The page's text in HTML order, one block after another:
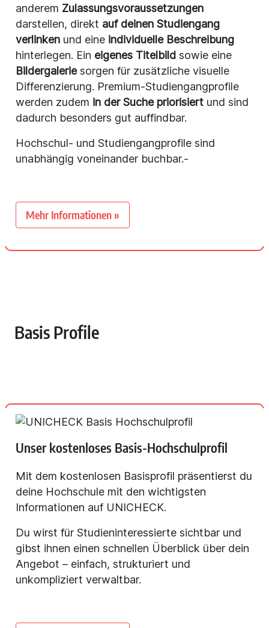
anderem Zulassungsvoraussetzungen
darstellen, direkt auf deinen Studiengang
verlinken und eine individuelle Beschreibung
hinterlegen. Ein eigenes Titelbild sowie eine
Bildergaleriesorgen für zusätzliche visuelle
Differenzierung. Premium-Studiengangprofile
werden zudem in der Suche priorisiert und sind
dadurch besonders gut auffindbar.
Hochschul- und Studiengangprofile sind
unabhängig voneinander buchbar.-
Mehr Informationen »
Basis Profile
Unser kostenloses Basis-Hochschulprofil
Mit dem kostenlosen Basisprofil präsentierst du
deine Hochschule mit den wichtigsten
Informationen auf UNICHECK.
Du wirst für Studieninteressierte sichtbar und
gibst ihnen einen schnellen Überblick über dein
Angebot – einfach, strukturiert und
unkompliziert verwaltbar.